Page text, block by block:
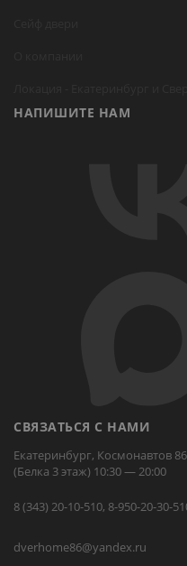
НАПИШИТЕ НАМ
СВЯЗАТЬСЯ С НАМИ
Екатеринбург, Космонавтов 86
(Белка 3 этаж) 10:30 — 20:00
8 (343) 20-10-510, 8-950-20-30-
dverhome86@yandex.ru